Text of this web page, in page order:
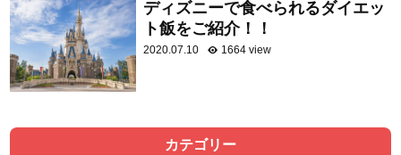
ディズニーで食べられるダイエッ
ト飯をご紹介！！
2020.07.10 1664 view
カテゴリー